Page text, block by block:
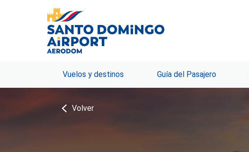
Vuelos y destinos Guía del Pasajero
Volver